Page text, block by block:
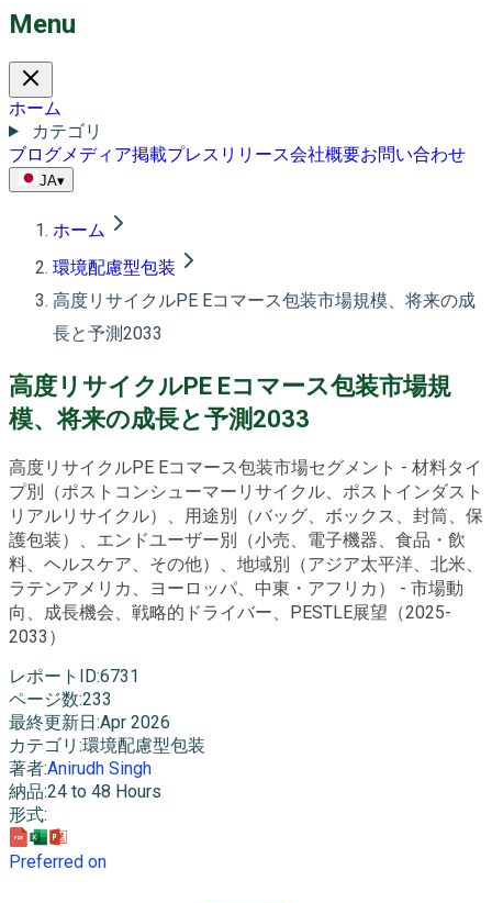
Menu
ホーム
カテゴリ
ブログメディア掲載プレスリリース会社概要お問い合わせ
JA▾
ホーム
環境配慮型包装
高度リサイクルPE Eコマース包装市場規模、将来の成
長と予測2033
高度リサイクルPE Eコマース包装市場規
模、将来の成長と予測2033
高度リサイクルPE Eコマース包装市場セグメント - 材料タイ
プ別（ポストコンシューマーリサイクル、ポストインダスト
リアルリサイクル）、用途別（バッグ、ボックス、封筒、保
護包装）、エンドユーザー別（小売、電子機器、食品・飲
料、ヘルスケア、その他）、地域別（アジア太平洋、北米、
ラテンアメリカ、ヨーロッパ、中東・アフリカ） - 市場動
向、成長機会、戦略的ドライバー、PESTLE展望（2025-
2033）
レポートID:6731
ページ数:233
最終更新日 :Apr 2026
カテゴリ :環境配慮型包装
著者:Anirudh Singh
納品:24 to 48 Hours
形式:
Preferred on